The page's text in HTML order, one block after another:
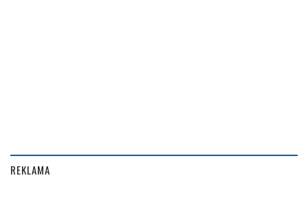
REKLAMA